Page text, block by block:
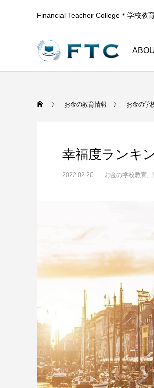
Financial Teacher College＊学校教
小学生の卒業文集が将来への道
お金の教育情報 お金の学
幸福度ランキ
2022.02.20 お金の学校教育